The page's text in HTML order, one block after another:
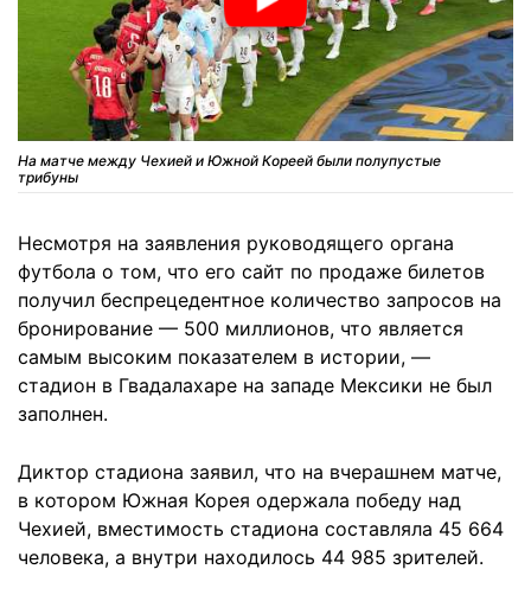
На матче между Чехией и Южной Кореей были полупустые
трибуны
Несмотря на заявления руководящего органа
футбола о том, что его сайт по продаже билетов
получил беспрецедентное количество запросов на
бронирование — 500 миллионов, что является
самым высоким показателем в истории, —
стадион в Гвадалахаре на западе Мексики не был
заполнен.
Диктор стадиона заявил, что на вчерашнем матче,
в котором Южная Корея одержала победу над
Чехией, вместимость стадиона составляла 45 664
человека, а внутри находилось 44 985 зрителей.